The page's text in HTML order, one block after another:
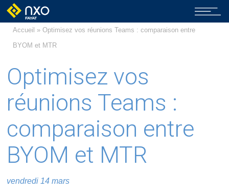
Accueil » Optimisez vos réunions Teams : comparaison entre
BYOM et MTR
Optimisez vos
réunions Teams :
comparaison entre
BYOM et MTR
vendredi 14 mars